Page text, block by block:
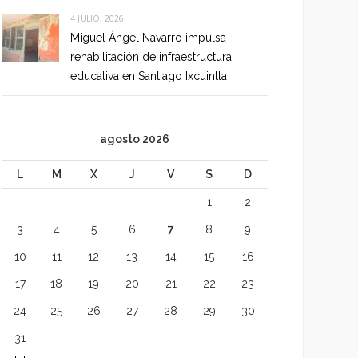
4 JULIO, 2026
Miguel Ángel Navarro impulsa
rehabilitación de infraestructura
educativa en Santiago Ixcuintla
agosto 2026
L M X J V S D
1 2
3 4 5 6 7 8 9
10 11 12 13 14 15 16
17 18 19 20 21 22 23
24 25 26 27 28 29 30
31